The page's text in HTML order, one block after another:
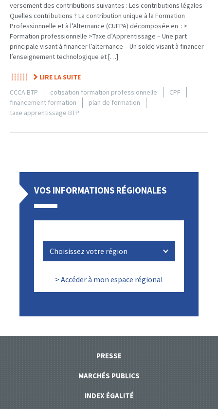
versement des contributions suivantes : Les contributions légales
Quelles contributions ? La contribution unique à la Formation
Professionnelle et à l’Alternance (CUFPA) décomposée en : >
Formation professionnelle >Taxe d’Apprentissage – Une part
principale visant à financer l’alternance – Un solde visant à financer
l’enseignement technologique et […]
LIRE LA SUITE
CCCA BTP
cotisation formation professionnelle
CPF
financement formation
plan de formation
taxe apprentissage BTP
VOS INFORMATIONS RÉGIONALES
> Accéder à mon espace régional
PRESSE
MARCHÉS PUBLICS
INDEX ÉGALITÉ